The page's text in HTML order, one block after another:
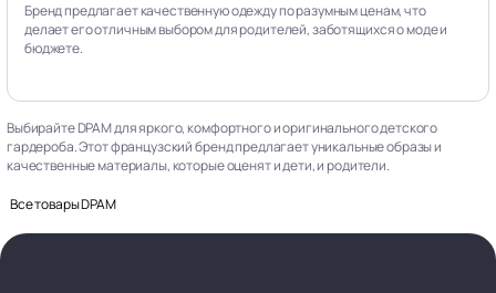
Бренд предлагает качественную одежду по разумным ценам, что
делает его отличным выбором для родителей, заботящихся о моде и
бюджете.
Выбирайте DPAM для яркого, комфортного и оригинального детского
гардероба. Этот французский бренд предлагает уникальные образы и
качественные материалы, которые оценят и дети, и родители.
Все товары DPAM